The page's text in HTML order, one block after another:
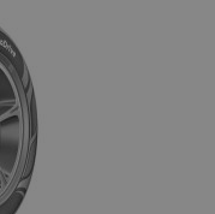
ANVELOPE
COMPANII